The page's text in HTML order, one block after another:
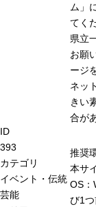
ID
393
カテゴリ
イベント・伝統
芸能
ム」
てく
県立
お願
ージ
ネッ
きい
合が
推奨
本サ
OS：
び1つ